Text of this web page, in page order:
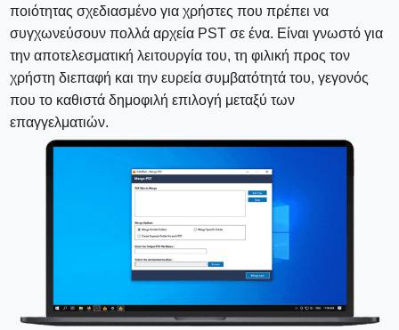
ποιότητας σχεδιασμένο για χρήστες που πρέπει να
συγχωνεύσουν πολλά αρχεία PST σε ένα. Είναι γνωστό για
την αποτελεσματική λειτουργία του, τη φιλική προς τον
χρήστη διεπαφή και την ευρεία συμβατότητά του, γεγονός
που το καθιστά δημοφιλή επιλογή μεταξύ των
επαγγελματιών.